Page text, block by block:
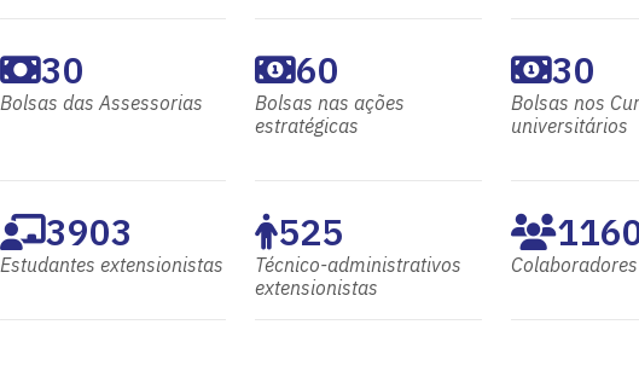
30
Bolsas das Assessorias
60
Bolsas nas ações
estratégicas
30
Bolsas nos
universitários
3903
Estudantes extensionistas
525
Técnico-administrativos
extensionistas